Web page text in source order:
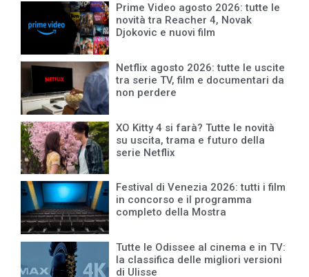
Prime Video agosto 2026: tutte le
novità tra Reacher 4, Novak
Djokovic e nuovi film
Netflix agosto 2026: tutte le uscite
tra serie TV, film e documentari da
non perdere
XO Kitty 4 si farà? Tutte le novità
su uscita, trama e futuro della
serie Netflix
Festival di Venezia 2026: tutti i film
in concorso e il programma
completo della Mostra
Tutte le Odissee al cinema e in TV:
la classifica delle migliori versioni
di Ulisse